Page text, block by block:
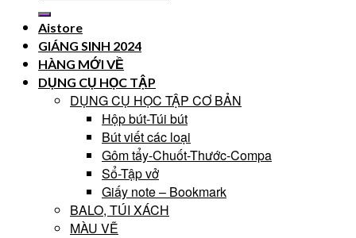
Aistore
GIÁNG SINH 2024
HÀNG MỚI VỀ
DỤNG CỤ HỌC TẬP
DỤNG CỤ HỌC TẬP CƠ BẢN
Hộp bút-Túi bút
Bút viết các loại
Gôm tẩy-Chuốt-Thước-Compa
Sổ-Tập vở
Giấy note – Bookmark
BALO, TÚI XÁCH
MÀU VẼ